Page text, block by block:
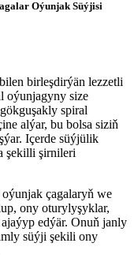
Oýunjak Süýjisi
birleşdirýän lezzetli
oýunjagyny size
spiral
alýar, bu bolsa siziň
Içerde süýjülik
şekilli şirnileri
çagalaryň we
ony oturylyşyklar,
edýär. Onuň janly
süýji şekili ony